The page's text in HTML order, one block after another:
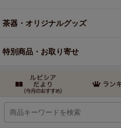
茶器・オリジナルグッズ
特別商品・お取り寄せ